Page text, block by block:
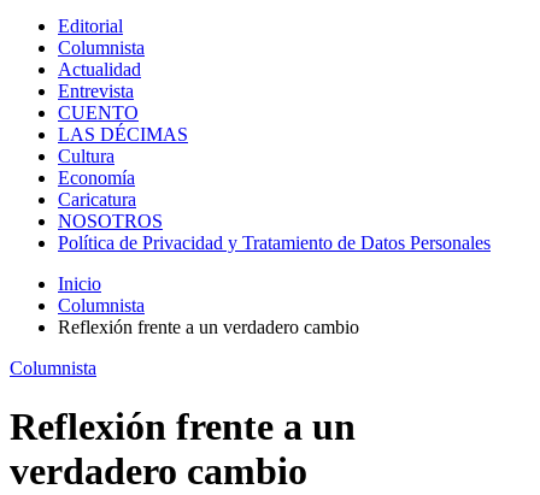
Editorial
Columnista
Actualidad
Entrevista
CUENTO
LAS DÉCIMAS
Cultura
Economía
Caricatura
NOSOTROS
Política de Privacidad y Tratamiento de Datos Personales
Inicio
Columnista
Reflexión frente a un verdadero cambio
Columnista
Reflexión frente a un
verdadero cambio